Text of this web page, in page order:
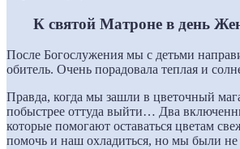
К святой Матроне в день
После Богослужения мы с детьми
обитель. Очень порадовала теплая и
Правда, когда мы зашли в цветочный
побыстрее оттуда выйти… Два
которые помогают оставаться цветам
помочь и наш охладиться, но мы были не